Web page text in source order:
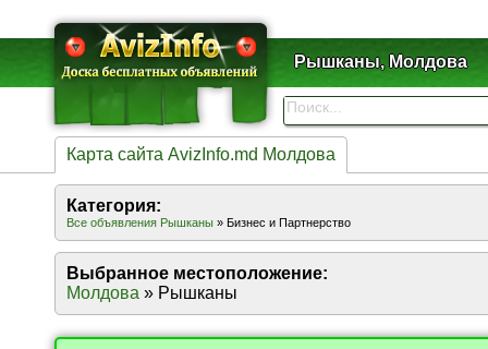
Рышканы, Молдова
Карта сайта AvizInfo.md Молдова
Категория:
Все объявления Рышканы » Бизнес и Партнерство
Выбранное местоположение:
Молдова » Рышканы